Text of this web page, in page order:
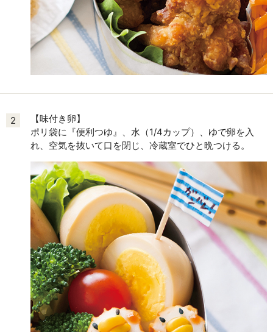
2
【味付き卵】
ポリ袋に『便利つゆ』、水（1/4カップ）、ゆで卵を入
れ、空気を抜いて口を閉じ、冷蔵室でひと晩つける。